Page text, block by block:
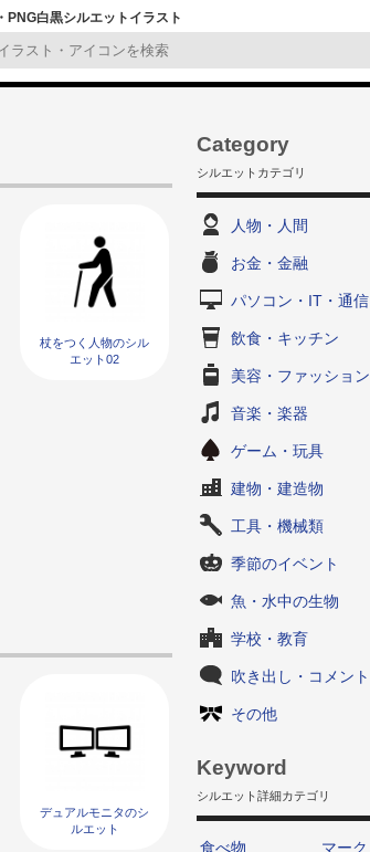
PNG白黒シルエットイラスト
杖をつく人物のシル
エット02
デュアルモニタのシ
ルエット
Category
シルエットカテゴリ
人物・人間
お金・金融
パソコン・IT・通信
飲食・キッチン
美容・ファッション
音楽・楽器
ゲーム・玩具
建物・建造物
工具・機械類
季節のイベント
魚・水中の生物
学校・教育
吹き出し・コメント
その他
Keyword
シルエット詳細カテゴリ
食べ物 マーク